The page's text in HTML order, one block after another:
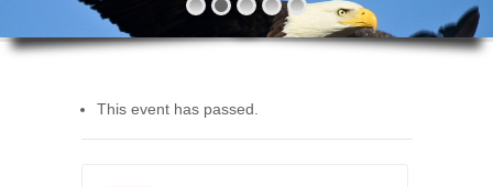
This event has passed.